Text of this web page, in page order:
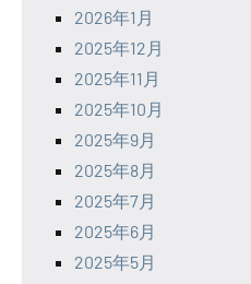
2026年1月
2025年12月
2025年11月
2025年10月
2025年9月
2025年8月
2025年7月
2025年6月
2025年5月